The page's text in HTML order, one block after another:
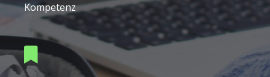
Kompetenz